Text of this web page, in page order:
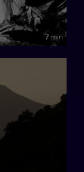
7 min